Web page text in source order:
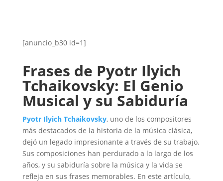
[anuncio_b30 id=1]
Frases de Pyotr Ilyich
Tchaikovsky: El Genio
Musical y su Sabiduría
Pyotr Ilyich Tchaikovsky, uno de los compositores
más destacados de la historia de la música clásica,
dejó un legado impresionante a través de su trabajo.
Sus composiciones han perdurado a lo largo de los
años, y su sabiduría sobre la música y la vida se
refleja en sus frases memorables. En este artículo,